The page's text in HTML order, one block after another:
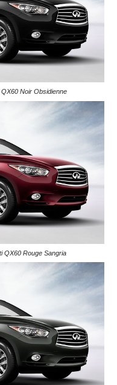
QX60 Noir Obsidienne
QX60 Rouge Sangria